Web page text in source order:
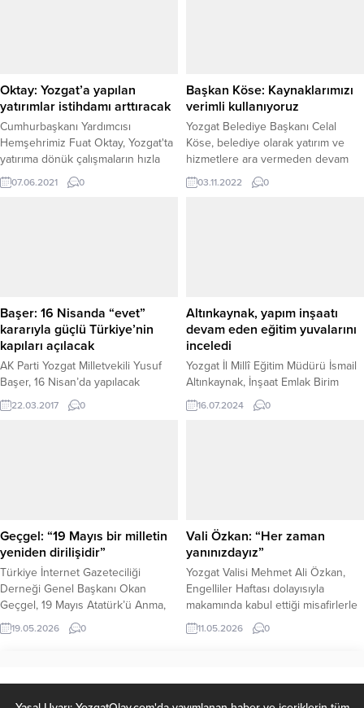
Oktay: Yozgat’a yapılan
yatırımlar istihdamı arttıracak
Cumhurbaşkanı Yardımcısı
Hemşehrimiz Fuat Oktay, Yozgat'ta
yatırıma dönük çalışmaların hızla
devam ettiğini belirterek, Yozgat-
Yerköy arasında bulunan Yerköy
07.06.2021 0
Başkan Köse: Kaynaklarımızı
verimli kullanıyoruz
Yozgat Belediye Başkanı Celal
Köse, belediye olarak yatırım ve
hizmetlere ara vermeden devam
ettiklerini belirterek,
“Vatandaşımızın tek bir kuruşunu
03.11.2022 0
Başer: 16 Nisanda “evet”
kararıyla güçlü Türkiye’nin
kapıları açılacak
AK Parti Yozgat Milletvekili Yusuf
Başer, 16 Nisan’da yapılacak
referandum halk oylamasında
milletin “evet” kararıyla, güçlü ve
22.03.2017 0
Altınkaynak, yapım inşaatı
devam eden eğitim yuvalarını
inceledi
Yozgat İl Millî Eğitim Müdürü İsmail
Altınkaynak, İnşaat Emlak Birim
Sorumlusu İl Millî Eğitim Müdür
Yardımcısı Fatih Erdoğan ile birlikte
16.07.2024 0
Geçgel: “19 Mayıs bir milletin
yeniden dirilişidir”
Türkiye İnternet Gazeteciliği
Derneği Genel Başkanı Okan
Geçgel, 19 Mayıs Atatürk’ü Anma,
Gençlik ve Spor Bayramı dolayısıyla
yayımladığı kapsamlı mesajda, 19
kalkışının, bağımsızlık aşkının ve
geleceğe umutla yürüyüşünün
19.05.2026 0
Vali Özkan: “Her zaman
yanınızdayız”
Yozgat Valisi Mehmet Ali Özkan,
Engelliler Haftası dolayısıyla
makamında kabul ettiği misafirlerle
yakından ilgilenerek anlamlı bir
buluşmaya ev sahipliği yaptı.
Özkan, devletin her zaman onların
yanında olduğunu vurguladı.
11.05.2026 0